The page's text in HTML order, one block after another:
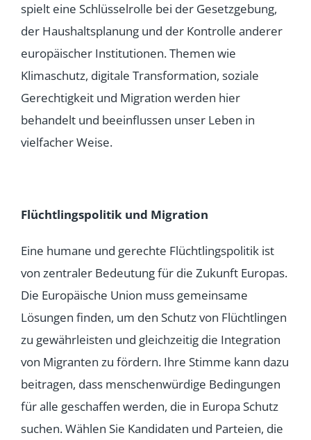
spielt eine Schlüsselrolle bei der Gesetzgebung,
der Haushaltsplanung und der Kontrolle anderer
europäischer Institutionen. Themen wie
Klimaschutz, digitale Transformation, soziale
Gerechtigkeit und Migration werden hier
behandelt und beeinflussen unser Leben in
vielfacher Weise.
Flüchtlingspolitik und Migration
Eine humane und gerechte Flüchtlingspolitik ist
von zentraler Bedeutung für die Zukunft Europas.
Die Europäische Union muss gemeinsame
Lösungen finden, um den Schutz von Flüchtlingen
zu gewährleisten und gleichzeitig die Integration
von Migranten zu fördern. Ihre Stimme kann dazu
beitragen, dass menschenwürdige Bedingungen
für alle geschaffen werden, die in Europa Schutz
suchen. Wählen Sie Kandidaten und Parteien, die